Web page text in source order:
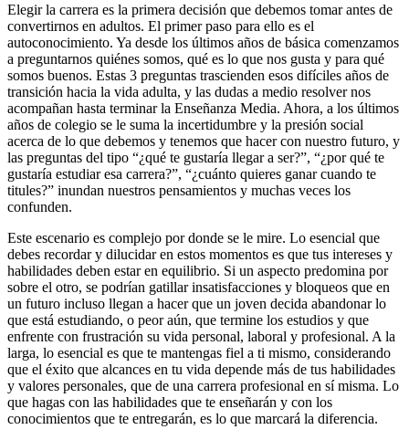
Elegir la carrera es la primera decisión que debemos tomar antes de
convertirnos en adultos. El primer paso para ello es el
autoconocimiento. Ya desde los últimos años de básica comenzamos
a preguntarnos quiénes somos, qué es lo que nos gusta y para qué
somos buenos. Estas 3 preguntas trascienden esos difíciles años de
transición hacia la vida adulta, y las dudas a medio resolver nos
acompañan hasta terminar la Enseñanza Media. Ahora, a los últimos
años de colegio se le suma la incertidumbre y la presión social
acerca de lo que debemos y tenemos que hacer con nuestro futuro, y
las preguntas del tipo “¿qué te gustaría llegar a ser?”, “¿por qué te
gustaría estudiar esa carrera?”, “¿cuánto quieres ganar cuando te
titules?” inundan nuestros pensamientos y muchas veces los
confunden.
Este escenario es complejo por donde se le mire. Lo esencial que
debes recordar y dilucidar en estos momentos es que tus intereses y
habilidades deben estar en equilibrio. Si un aspecto predomina por
sobre el otro, se podrían gatillar insatisfacciones y bloqueos que en
un futuro incluso llegan a hacer que un joven decida abandonar lo
que está estudiando, o peor aún, que termine los estudios y que
enfrente con frustración su vida personal, laboral y profesional. A la
larga, lo esencial es que te mantengas fiel a ti mismo, considerando
que el éxito que alcances en tu vida depende más de tus habilidades
y valores personales, que de una carrera profesional en sí misma. Lo
que hagas con las habilidades que te enseñarán y con los
conocimientos que te entregarán, es lo que marcará la diferencia.